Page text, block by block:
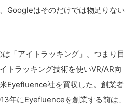
Googleはそのだけでは物足りない
「アイトラッキング」。つまり目
トラッキング技術を使いVR/AR向
Eyefluence社を買収した。創業者
年にEyefluenceを創業する前は、